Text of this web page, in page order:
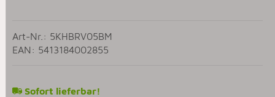
Art-Nr.: 5KHBRV05BM
EAN: 5413184002855
Sofort lieferbar!